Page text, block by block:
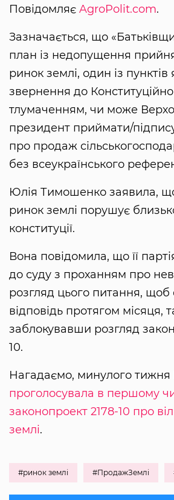
Повідомляє AgroPolit.com.
Зазначається, що
план із недопущення
ринок землі, один із
звернення до
тлумаченням, чи може
президент приймати/
про продаж
без всеукраїнського
Юлія Тимошенко заявила,
ринок землі порушує
конституції.
Вона повідомила, що її
до суду з проханням про
розгляд цього питання, щоб
відповідь протягом місяця,
заблокувавши розгляд
10.
Нагадаємо, минулого тижня
проголосувала в першому
законопроект 2178-10 про
землі.
#ринок землі #ПродажЗемлі